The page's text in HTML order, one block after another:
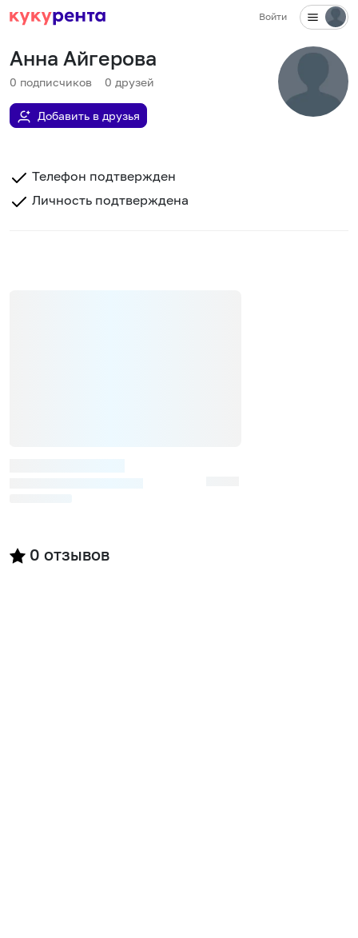
Войти
Анна Айгерова
0 подписчиков 0 друзей
Добавить в друзья
Телефон подтвержден
Личность подтверждена
0 отзывов